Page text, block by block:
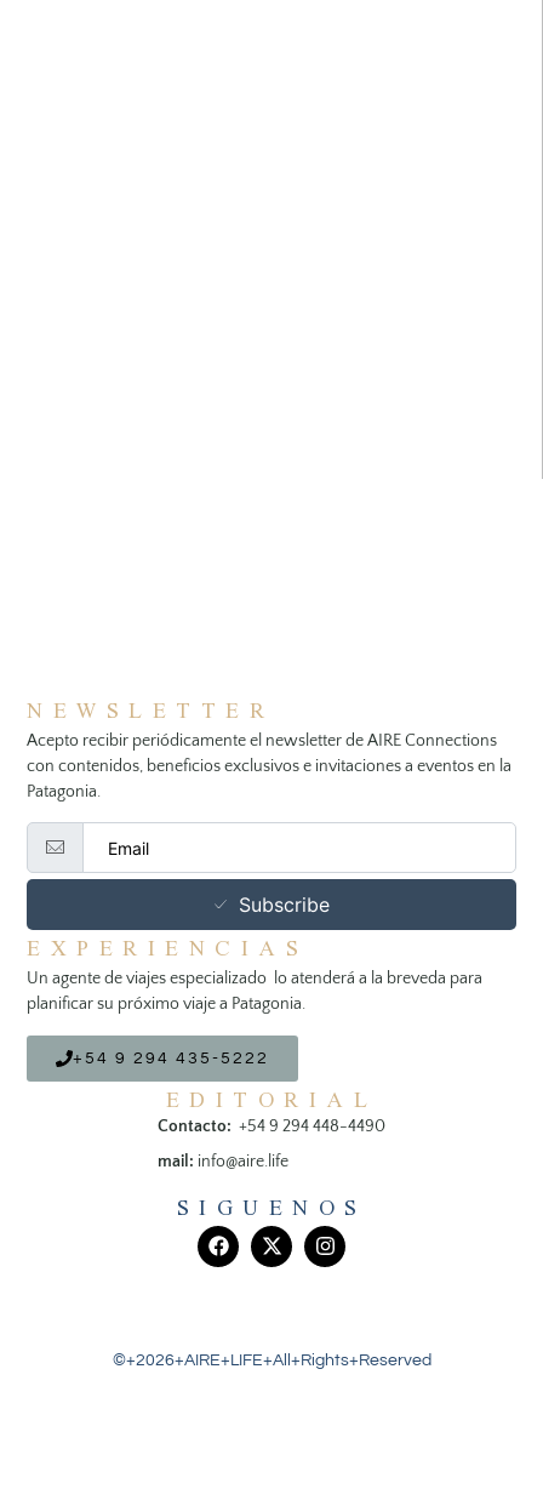
NEWSLETTER
Acepto recibir periódicamente el newsletter de AIRE Connections
con contenidos, beneficios exclusivos e invitaciones a eventos en la
Patagonia.
Subscribe
EXPERIENCIAS
Un agente de viajes especializado lo atenderá a la breveda para
planificar su próximo viaje a Patagonia.
+54 9 294 435-5222
EDITORIAL
Contacto: +54 9 294 448-4490
mail: info@aire.life
SIGUENOS
©+2026+AIRE+LIFE+All+Rights+Reserved